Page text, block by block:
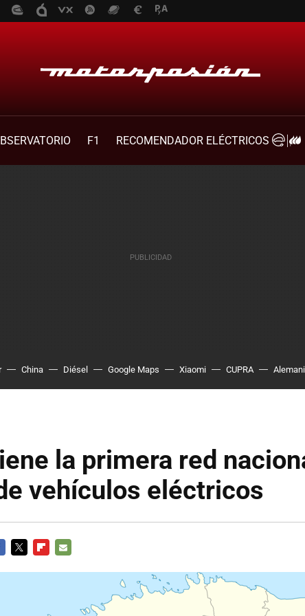
F1
RECOMENDADOR ELÉCTRICOS
China Diésel Google Maps Xiaomi CUPRA
la primera red
vehículos eléctricos